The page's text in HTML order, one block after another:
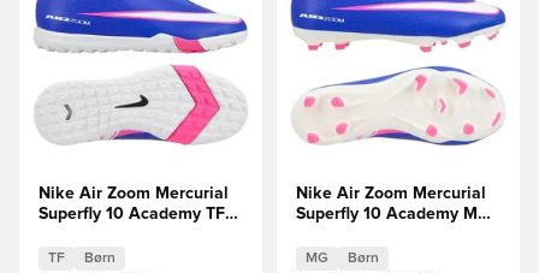
Nike Air Zoom Mercurial
Superfly 10 Academy TF
TF Børn
Nike Air Zoom Mercurial
Superfly 10 Academy MG
MG Børn